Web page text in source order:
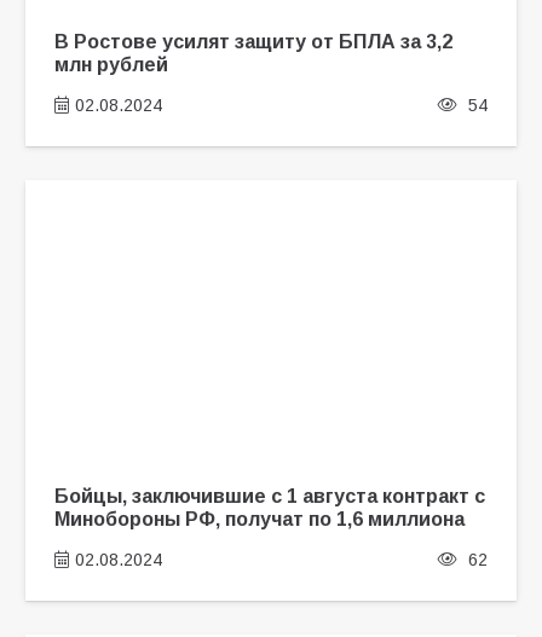
В Ростове усилят защиту от БПЛА за 3,2
млн рублей
02.08.2024 54
Бойцы, заключившие с 1 августа контракт с
Минобороны РФ, получат по 1,6 миллиона
02.08.2024 62